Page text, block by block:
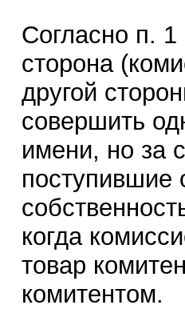
Согласно п.
сторона
другой
совершить
имени, но за
поступившие
когда
товар
комитентом.